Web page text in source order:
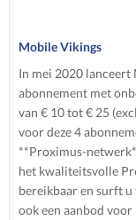
Mobile Vikings
In mei 2020 lanceert
abonnement met
van € 10 tot € 25
voor deze 4
**Proximus-
het kwaliteitsvolle
bereikbaar en surft
ook een aanbod